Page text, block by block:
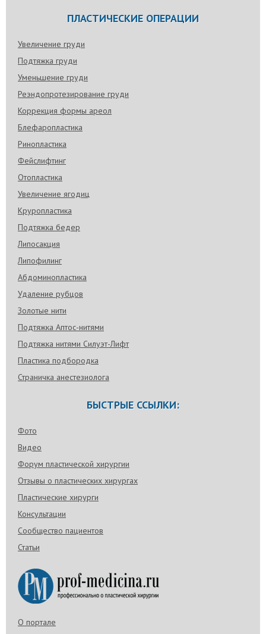
ПЛАСТИЧЕСКИЕ ОПЕРАЦИИ
Увеличение груди
Подтяжка груди
Уменьшение груди
Реэндопротезирование груди
Коррекция формы ареол
Блефаропластика
Ринопластика
Фейслифтинг
Отопластика
Увеличение ягодиц
Круропластика
Подтяжка бедер
Липосакция
Липофилинг
Абдоминопластика
Удаление рубцов
Золотые нити
Подтяжка Аптос-нитями
Подтяжка нитями Силуэт-Лифт
Пластика подбородка
Страничка анестезиолога
БЫСТРЫЕ ССЫЛКИ:
Фото
Видео
Форум пластической хирургии
Отзывы о пластических хирургах
Пластические хирурги
Консультации
Сообщество пациентов
Статьи
О портале